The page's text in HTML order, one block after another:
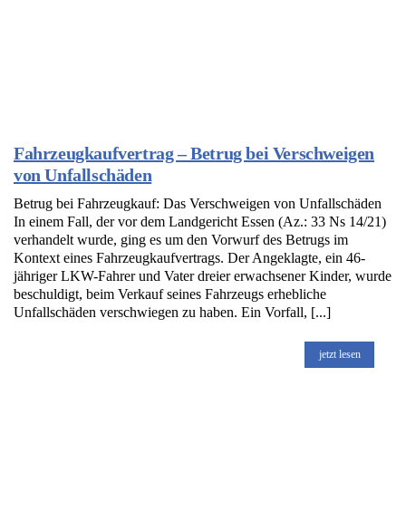
Fahrzeugkaufvertrag – Betrug bei Verschweigen
von Unfallschäden
Betrug bei Fahrzeugkauf: Das Verschweigen von Unfallschäden
In einem Fall, der vor dem Landgericht Essen (Az.: 33 Ns 14/21)
verhandelt wurde, ging es um den Vorwurf des Betrugs im
Kontext eines Fahrzeugkaufvertrags. Der Angeklagte, ein 46-
jähriger LKW-Fahrer und Vater dreier erwachsener Kinder, wurde
beschuldigt, beim Verkauf seines Fahrzeugs erhebliche
Unfallschäden verschwiegen zu haben. Ein Vorfall, [...]
jetzt lesen